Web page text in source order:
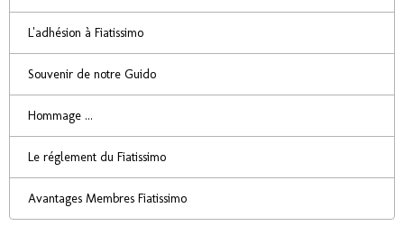
L'adhésion à Fiatissimo
Souvenir de notre Guido
Hommage ...
Le réglement du Fiatissimo
Avantages Membres Fiatissimo